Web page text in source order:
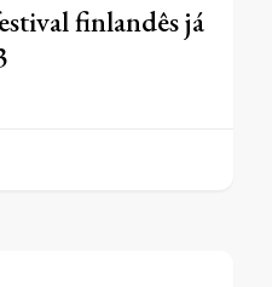
finlandês já